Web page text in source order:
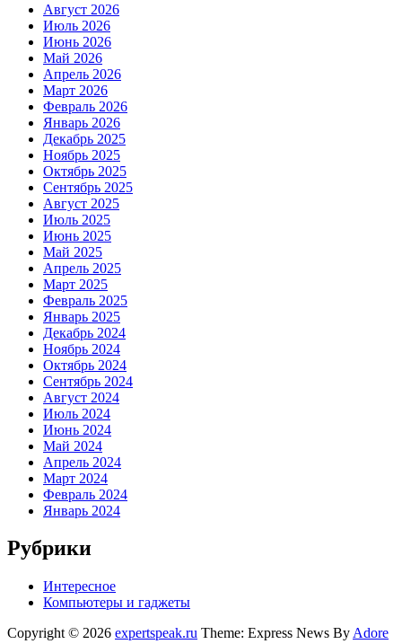
Август 2026
Июль 2026
Июнь 2026
Май 2026
Апрель 2026
Март 2026
Февраль 2026
Январь 2026
Декабрь 2025
Ноябрь 2025
Октябрь 2025
Сентябрь 2025
Август 2025
Июль 2025
Июнь 2025
Май 2025
Апрель 2025
Март 2025
Февраль 2025
Январь 2025
Декабрь 2024
Ноябрь 2024
Октябрь 2024
Сентябрь 2024
Август 2024
Июль 2024
Июнь 2024
Май 2024
Апрель 2024
Март 2024
Февраль 2024
Январь 2024
Рубрики
Интересное
Компьютеры и гаджеты
Copyright © 2026 expertspeak.ru Theme: Express News By Adore